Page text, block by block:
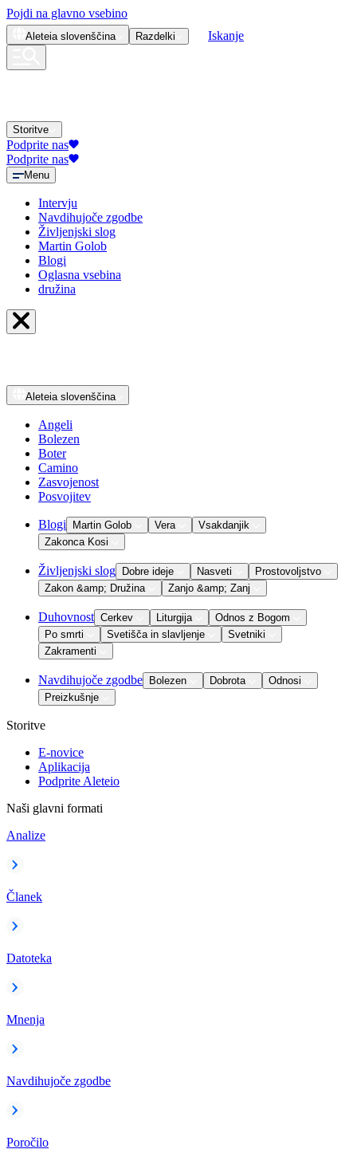
Pojdi na glavno vsebino
Aleteia slovenščina Razdelki Iskanje
Storitve
Podprite nas
Podprite nas
Menu
Intervju
Navdihujoče zgodbe
Življenjski slog
Martin Golob
Blogi
Oglasna vsebina
družina
Aleteia slovenščina
Angeli
Bolezen
Boter
Camino
Zasvojenost
Posvojitev
Blogi Martin Golob Vera
Vsakdanjik
Zakonca Kosi
Življenjski slog Dobre ideje Nasveti
Prostovoljstvo
Zakon &amp; Družina
Zanjo &amp; Zanj
Duhovnost Cerkev Liturgija
Odnos z Bogom
Po smrti
Svetišča in slavljenje
Svetniki
Zakramenti
Navdihujoče zgodbe Bolezen Dobrota
Odnosi
Preizkušnje
Storitve
E-novice
Aplikacija
Podprite Aleteio
Naši glavni formati
Analize
Članek
Datoteka
Mnenja
Navdihujoče zgodbe
Poročilo